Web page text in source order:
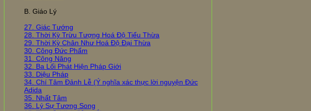
B. Giáo Lý
27. Giác Tướng
28. Thời Kỳ Trừu Tượng Hoá Độ Tiểu Thừa
29. Thời Kỳ Chân Như Hoá Độ Đại Thừa
30. Công Đức Phẩm
31. Công Năng
32. Ba Lối Phát Hiện Pháp Giới
33. Diệu Pháp
34. Chí Tâm Đảnh Lễ (Ý nghĩa xác thực lời nguyện Đức
Adida
35. Nhất Tâm
36. Lý Sự Tương Song